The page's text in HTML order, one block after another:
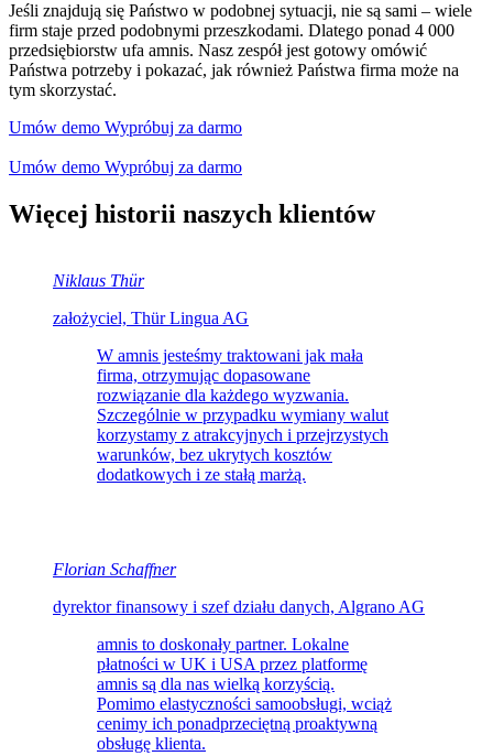
Jeśli znajdują się Państwo w podobnej sytuacji, nie są sami – wiele
firm staje przed podobnymi przeszkodami. Dlatego ponad 4 000
przedsiębiorstw ufa amnis. Nasz zespół jest gotowy omówić
Państwa potrzeby i pokazać, jak również Państwa firma może na
tym skorzystać.
Umów demo Wypróbuj za darmo
Umów demo Wypróbuj za darmo
Więcej historii naszych klientów
Niklaus Thür
założyciel, Thür Lingua AG
W amnis jesteśmy traktowani jak mała
firma, otrzymując dopasowane
rozwiązanie dla każdego wyzwania.
Szczególnie w przypadku wymiany walut
korzystamy z atrakcyjnych i przejrzystych
warunków, bez ukrytych kosztów
dodatkowych i ze stałą marżą.
Florian Schaffner
dyrektor finansowy i szef działu danych, Algrano AG
amnis to doskonały partner. Lokalne
płatności w UK i USA przez platformę
amnis są dla nas wielką korzyścią.
Pomimo elastyczności samoobsługi, wciąż
cenimy ich ponadprzeciętną proaktywną
obsługę klienta.